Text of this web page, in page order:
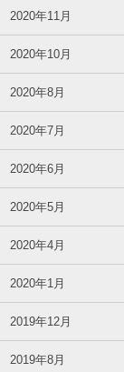
2020年11月
2020年10月
2020年8月
2020年7月
2020年6月
2020年5月
2020年4月
2020年1月
2019年12月
2019年8月